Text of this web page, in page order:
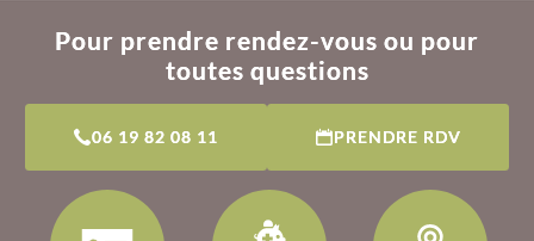
Pour prendre rendez-vous ou pour
toutes questions
06 19 82 08 11 PRENDRE RDV